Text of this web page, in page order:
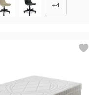
+4